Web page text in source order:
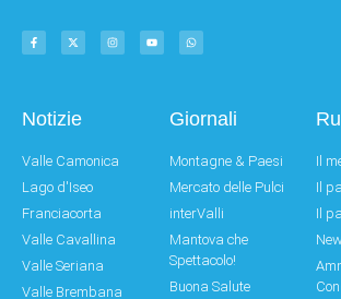
Notizie
Valle Camonica
Lago d'Iseo
Franciacorta
Valle Cavallina
Valle Seriana
Valle Brembana
Giornali
Montagne & Paesi
Mercato delle Pulci
interValli
Mantova che
Spettacolo!
Buona Salute
Il
Il
Il